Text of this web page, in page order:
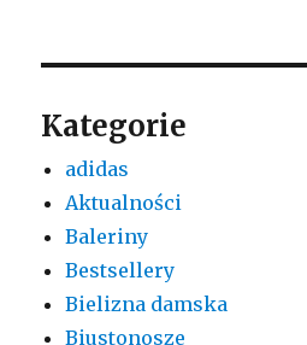
Kategorie
adidas
Aktualności
Baleriny
Bestsellery
Bielizna damska
Biustonosze